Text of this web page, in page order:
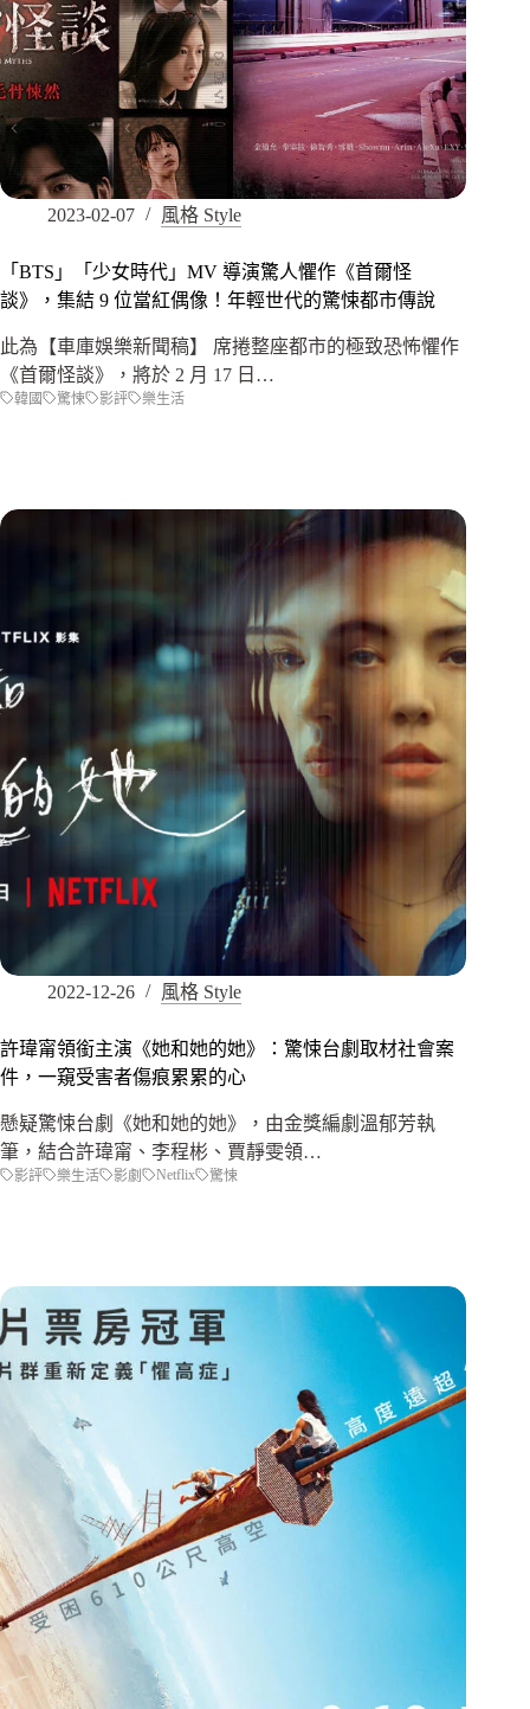
2023-02-07 風格 Style
「BTS」「少女時代」MV 導演驚人懼作《首爾怪
談》，集結 9 位當紅偶像！年輕世代的驚悚都市傳說
此為【車庫娛樂新聞稿】 席捲整座都市的極致恐怖懼作
《首爾怪談》，將於 2 月 17 日…
韓國 驚悚 影評 樂生活
2022-12-26 風格 Style
許瑋甯領銜主演《她和她的她》：驚悚台劇取材社會案
件，一窺受害者傷痕累累的心
懸疑驚悚台劇《她和她的她》，由金獎編劇溫郁芳執
筆，結合許瑋甯、李程彬、賈靜雯領…
影評 樂生活 影劇 Netflix 驚悚